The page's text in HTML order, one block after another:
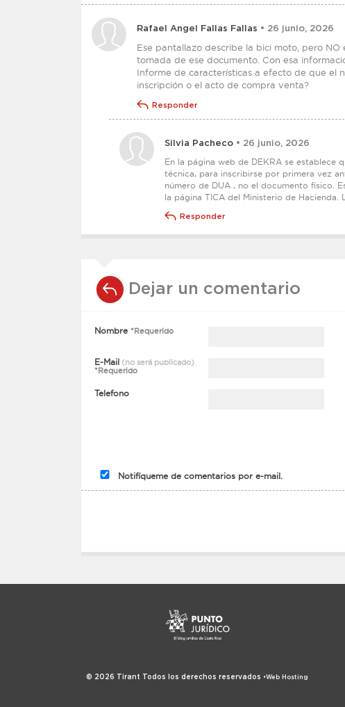
Rafael Angel Fallas Fallas • 26 junio, 2026
Ese pantallazo describe la bici moto, pero
tomada de ese documento. Con esa
Informe de características a efecto de que el
inscripción o el acto de compra venta?
Responder
Silvia Pacheco • 26 junio, 2026
En la página web de DEKRA se establece
técnica, para inscribirse por primera vez
número de DUA , no el documento físico.
la página TICA del Ministerio de
Responder
Dejar un comentario
Nombre *Requerido
E-Mail (no será publicado)
*Requerido
Telefono
Notifíqueme de comentarios por e-mail.
© 2026 Tirant Todos los derechos reservados •Web Hosting